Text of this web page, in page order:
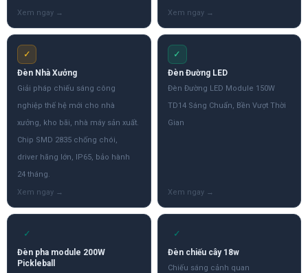
✓
Đèn Nhà Xưởng
Giải pháp chiếu sáng công
nghiệp thế hệ mới cho nhà
xưởng, kho bãi, nhà máy sản xuất.
Chip SMD 2835 chống chói,
driver hãng lớn, IP65, bảo hành
24 tháng.
✓
Đèn Đường LED
Đèn Đường LED Module 150W
TD14 Sáng Chuẩn, Bền Vượt Thời
Gian
✓
Đèn pha module 200W
Pickleball
✓
Đèn chiếu cây 18w
Chiếu sáng cảnh quan